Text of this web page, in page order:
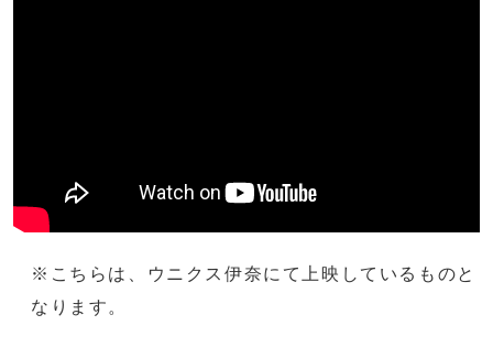
※こちらは、ウニクス伊奈にて上映しているものと
なります。